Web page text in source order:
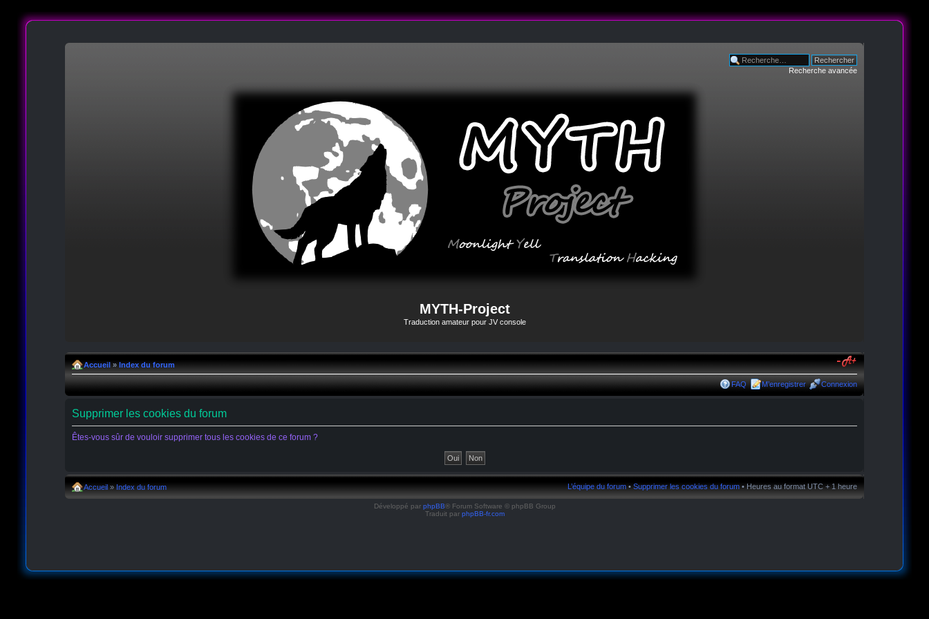
Recherche avancée
MYTH-Project
Traduction amateur pour JV console
Accueil» Index du forum
FAQ M’enregistrer Connexion
Supprimer les cookies du forum
Êtes-vous sûr de vouloir supprimer tous les cookies de ce forum ?
Accueil» Index du forum L’équipe du forum •Supprimer les cookies du forum • Heures au format UTC + 1 heure
Développé par phpBB® Forum Software © phpBB Group
Traduit par phpBB-fr.com